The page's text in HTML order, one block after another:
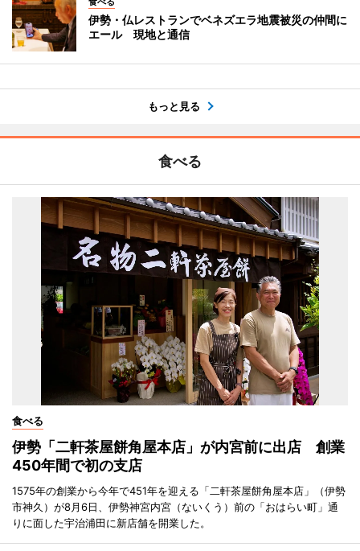
伊勢・仏レストランでベネズエラ地震被災の仲間に
エール 現地と通信
もっと見る
食べる
食べる
伊勢「二軒茶屋餅角屋本店」が内宮前に出店 創業
450年間で初の支店
1575年の創業から今年で451年を迎える「二軒茶屋餅角屋本店」（伊勢
市神久）が8月6日、伊勢神宮内宮（ないくう）前の「おはらい町」通
りに面した宇治浦田に新店舗を開業した。